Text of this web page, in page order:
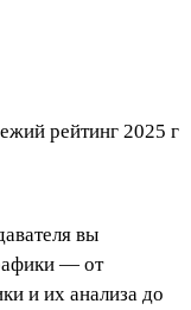
вы
— от
и их анализа до